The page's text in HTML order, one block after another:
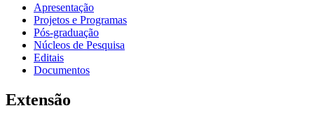
Apresentação
Projetos e Programas
Pós-graduação
Núcleos de Pesquisa
Editais
Documentos
Extensão